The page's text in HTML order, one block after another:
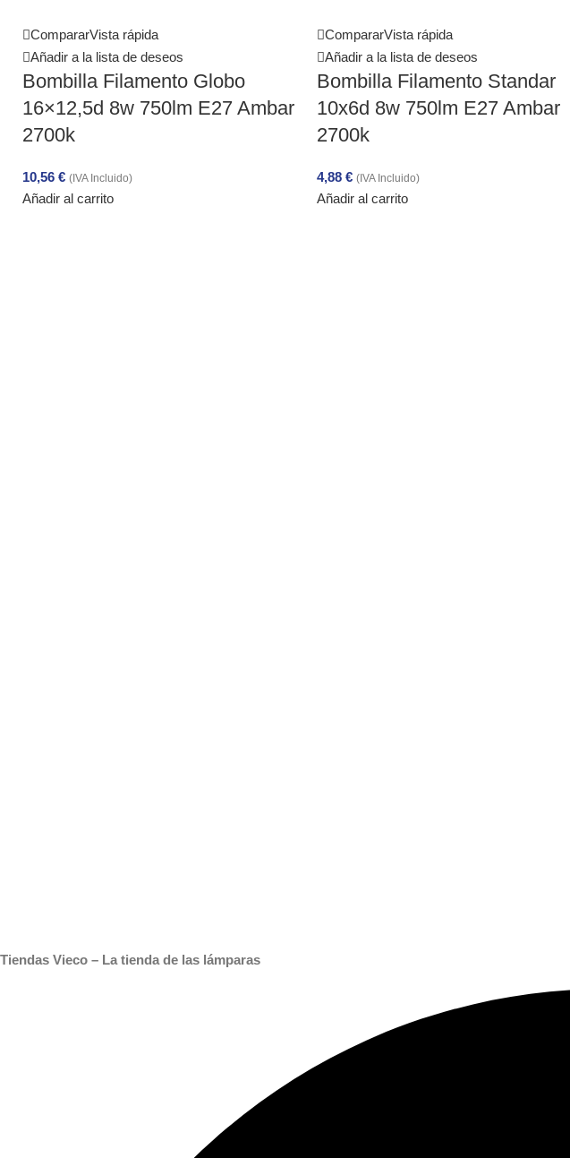
CompararVista rápida
Añadir a la lista de deseos
Bombilla Filamento Globo
16×12,5d 8w 750lm E27 Ambar
2700k
10,56 € (IVA Incluido)
Añadir al carrito
CompararVista rápida
Añadir a la lista de deseos
Bombilla Filamento Standar
10x6d 8w 750lm E27 Ambar
2700k
4,88 € (IVA Incluido)
Añadir al carrito
Tiendas Vieco – La tienda de las lámparas